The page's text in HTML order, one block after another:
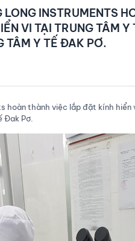
INSTRUMENTS
VI TẠI TRUNG TÂM Y
TÂM Y TẾ ĐAK PƠ.
hoàn thành việc lắp đặt kính hiển
Đak Pơ.